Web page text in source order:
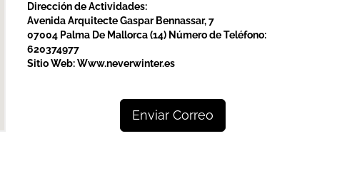
Dirección de Actividades:
Avenida Arquitecte Gaspar Bennassar, 7
07004 Palma De Mallorca (14) Número de Teléfono:
620374977
Sitio Web:Www.neverwinter.es
Enviar Correo